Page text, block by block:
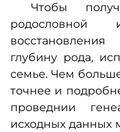
Чтобы
родословной
глубину рода,
семье. Чем больше
точнее и
проведнии
исходных данных